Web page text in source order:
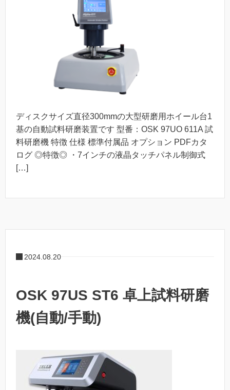
ディスクサイズ直径300mmの大型研磨用ホイール台1
基の自動試料研磨装置です 型番：OSK 97UO 611A 試
料研磨機 特徴 仕様 標準付属品 オプション PDFカタ
ログ ◎特徴◎ ・7インチの液晶タッチパネル制御式
[…]
2024.08.20
OSK 97US ST6 卓上試料研磨
機(自動/手動)